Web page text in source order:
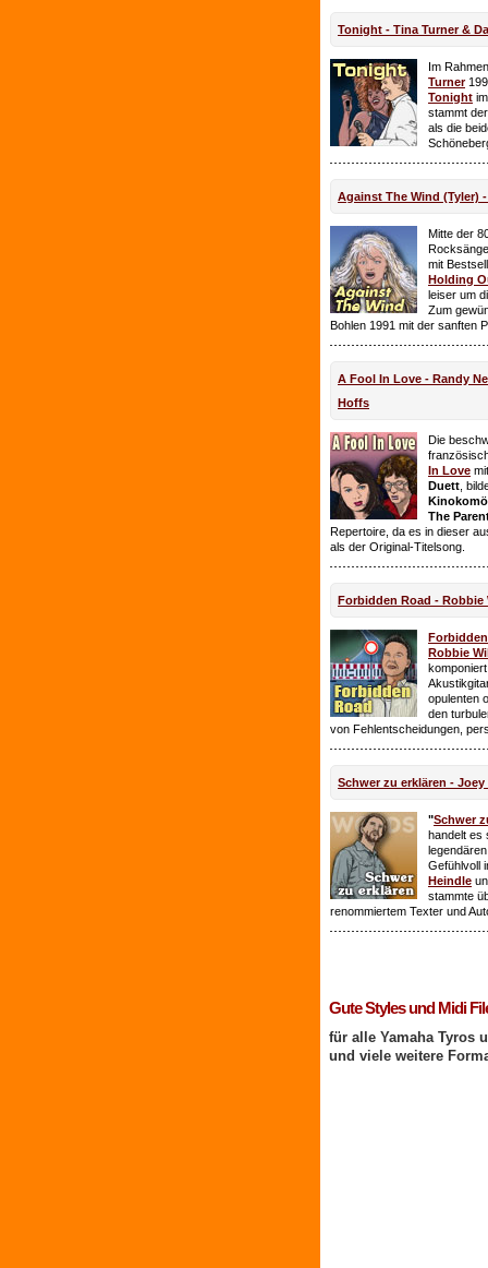
Tonight - Tina Turner &
Im
Turner
Tonight
stammt
als die
Against The Wind (Tyler)
Mitte der
mit
Holding
leiser um
Zum
Bohlen 1991 mit der sanften
A Fool In Love - Randy
Hoffs
Die
In Love
Duett ,
The
Repertoire, da es in dieser
als der Original-Titelsong.
Forbidden Road - Robbie
Robbie
opulenten
den
von Fehlentscheidungen,
Schwer zu erklären - Joey
"Schwer
handelt es
Gefühlvoll
Heindle
stammte
renommiertem Texter und
Gute Styles und Midi
für alle Yamaha Tyros
und viele weitere